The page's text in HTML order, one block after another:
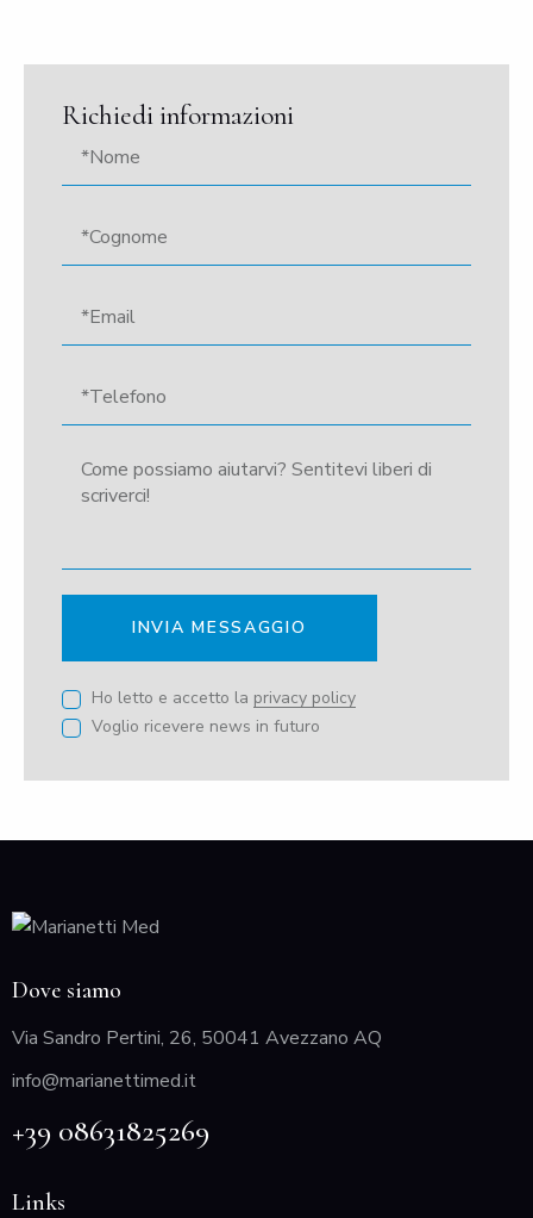
Richiedi informazioni
Ho letto e accetto la privacy policy
Voglio ricevere news in futuro
INVIA MESSAGGIO
Dove siamo
Via Sandro Pertini, 26, 50041 Avezzano AQ
info@marianettimed.it
+39 08631825269
Links